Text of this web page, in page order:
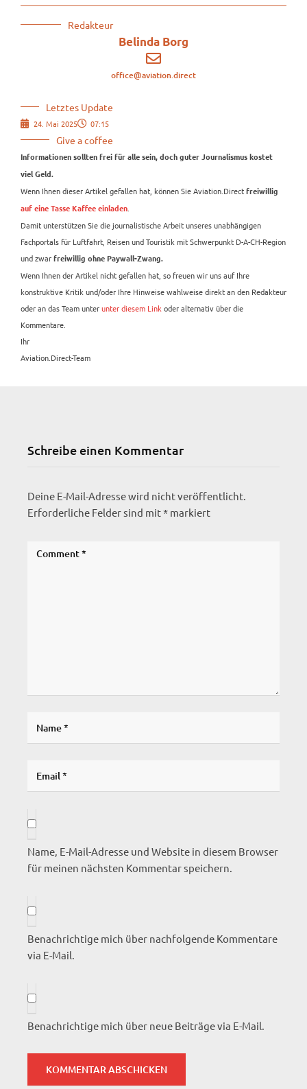
Redakteur
Belinda Borg
office@aviation.direct
Letztes Update
24. Mai 2025 07:15
Give a coffee
Informationen sollten frei für alle sein, doch guter Journalismus kostet
viel Geld.
Wenn Ihnen dieser Artikel gefallen hat, können Sie Aviation.Direct freiwillig
auf eine Tasse Kaffee einladen
Damit unterstützen Sie die journalistische Arbeit unseres unabhängigen
Fachportals für Luftfahrt, Reisen und Touristik mit Schwerpunkt D-A-CH-Region
und zwar freiwillig ohne Paywall-Zwang.
Wenn Ihnen der Artikel nicht gefallen hat, so freuen wir uns auf Ihre
konstruktive Kritik und/oder Ihre Hinweise wahlweise direkt an den Redakteur
oder an das Team unterunter diesem Link oder alternativ über die
Kommentare.
Ihr
Aviation.Direct-Team
Schreibe einen Kommentar
Deine E-Mail-Adresse wird nicht veröffentlicht.
Erforderliche Felder sind mit* markiert
Name, E-Mail-Adresse und Website in diesem Browser
für meinen nächsten Kommentar speichern.
Benachrichtige mich über nachfolgende Kommentare
via E-Mail.
Benachrichtige mich über neue Beiträge via E-Mail.